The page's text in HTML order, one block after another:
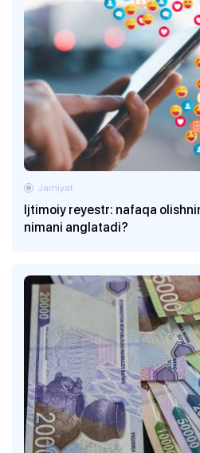
Ijtimoiy reyestr: nafaqa
nimani anglatadi?
Jamiyat